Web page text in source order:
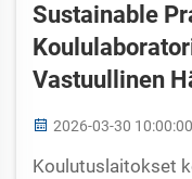
Sustainable
Vastuullinen
2026-03-30 10:00:00
Koulutuslaitokset